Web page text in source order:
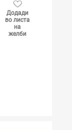
Додади
во листа
на
желби